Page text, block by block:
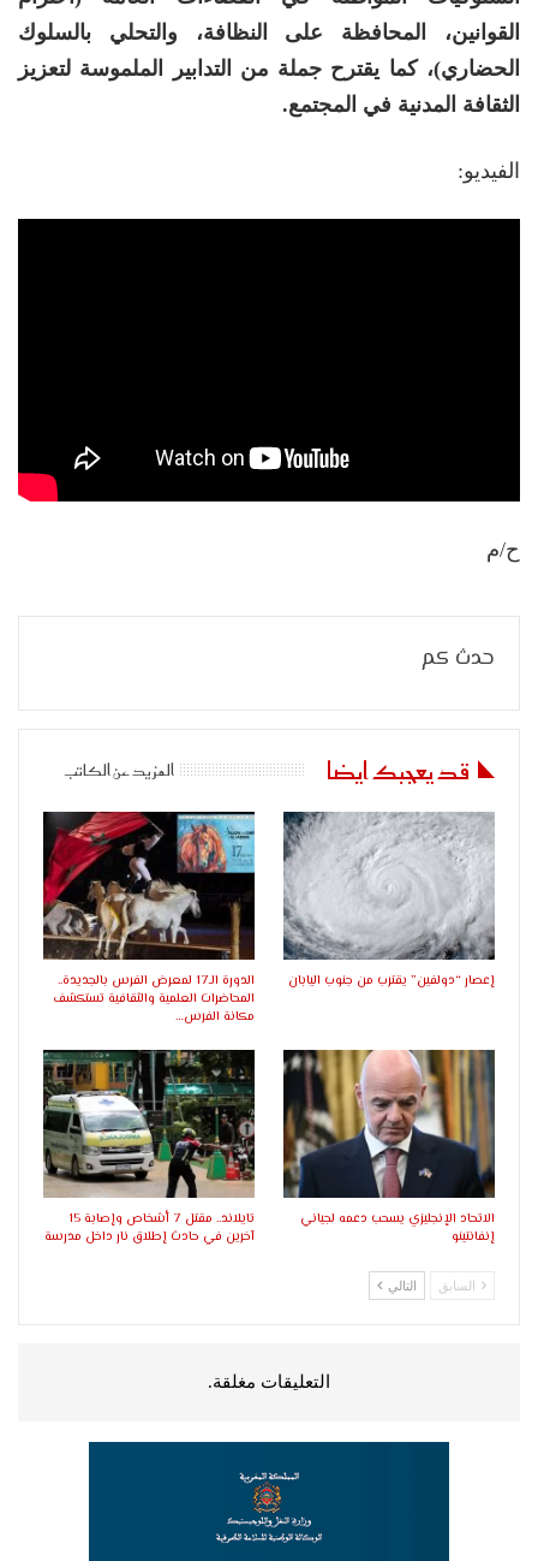
القوانين، المحافظة على النظافة، والتحلي بالسلوك
الحضاري)، كما يقترح جملة من التدابير الملموسة لتعزيز
الثقافة المدنية في المجتمع.
الفيديو:
ح/م
حدث كم
قد يعجبك ايضا المزيد عن الكاتب
إعصار “دولفين” يقترب من جنوب اليابان
الدورة الـ17 لمعرض الفرس بالجديدة..
المحاضرات العلمية والثقافية تستكشف
مكانة الفرس…
الاتحاد الإنجليزي يسحب دعمه لجياني
إنفانتينو
تايلاند.. مقتل 7 أشخاص وإصابة 15
آخرين في حادث إطلاق نار داخل مدرسة
السابق التالي
التعليقات مغلقة.